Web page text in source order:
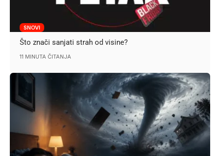
SNOVI
Što znači sanjati strah od visine?
11 MINUTA ČITANJA